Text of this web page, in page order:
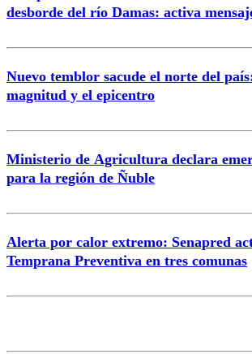
desborde del río Damas: activa
Nuevo temblor sacude el norte del
magnitud y el epicentro
Ministerio de Agricultura declara
para la región de Ñuble
Alerta por calor extremo: Senapred
Temprana Preventiva en tres comunas